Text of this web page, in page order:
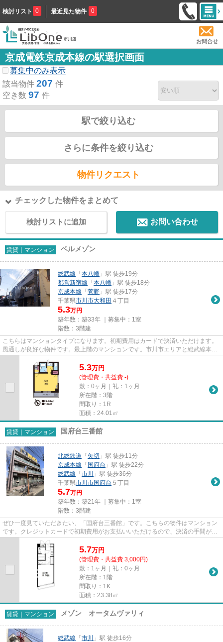
検討リスト 0 最近見た物件 0
お問合せ
京成電鉄京成本線の駅選択画面
募集中のみ表示
該当物件 207 件
空き数 97 件
駅で絞り込む
さらに条件を絞り込む
物件リクエスト
チェックした物件をまとめて
検討リストに追加 お問い合わせ
賃貸｜マンション ベルメゾン
総武線 「 本八幡 」駅 徒歩19分
都営新宿線 「 本八幡 」駅 徒歩18分
京成本線 「 菅野 」駅 徒歩17分
千葉県市川市大和田 ４丁目
5.3万円
築年数：築33年 ｜募集中： 1室
階数：3階建
こちらはマンションタイプになります。初期費用はカードで決済いただけます。
風通しが良好な物件です。最上階のマンションです。市川市エリアと総武線本八
5.3万円
(管理費・共益費 -)
敷：0ヶ月｜礼：1ヶ月
所在階：3階
間取り：1R
面積：24.01㎡
賃貸｜マンション 国府台三番館
北総鉄道 「 矢切 」駅 徒歩11分
京成本線 「 国府台 」駅 徒歩22分
総武線 「 市川
」駅 徒歩36分
千葉県市川市国府台 ５丁目
5.7万円
築年数：築21年 ｜募集中： 1室
階数：3階建
ぜひ一度見ていただきたい、「国府台三番館」です。こちらの物件はマンション
です。クレジットカードで初期費用がお支払いいただけるので、決済の手間が軽
減できます。駅まで歩いて11...
5.7万円
(管理費・共益費 3,000円)
敷：1ヶ月｜礼：0ヶ月
所在階：1階
間取り：1K
面積：23.38㎡
賃貸｜マンション メゾン オータムヴァリィ
総武線 「 市川
」駅 徒歩16分